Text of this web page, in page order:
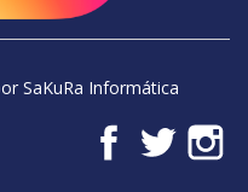
SaKuRa Informática